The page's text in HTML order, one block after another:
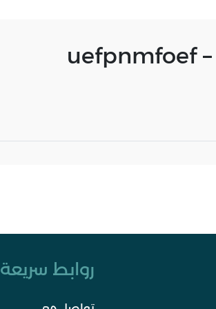
uefpnmfoef
روابط سريعة